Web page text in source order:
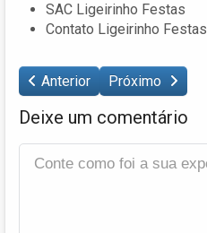
SAC Ligeirinho Festas
Contato Ligeirinho Festas
Anterior Próximo
Deixe um comentário